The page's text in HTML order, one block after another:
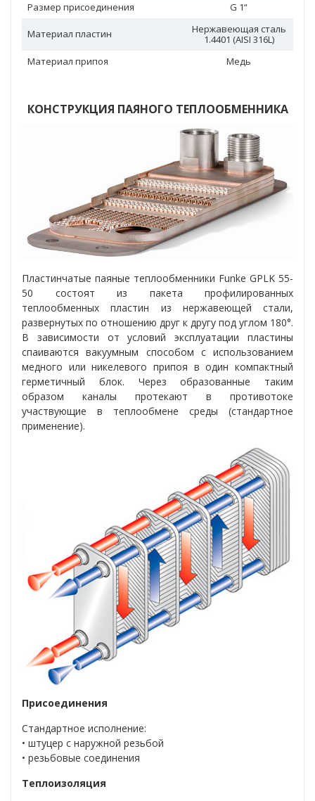
Размер присоединения G 1“
Материал пластин
Нержавеющая сталь
1.4401 (AISI 316L)
Материал припоя
Медь
КОНСТРУКЦИЯ ПАЯНОГО ТЕПЛООБМЕННИКА
Пластинчатые паяные теплообменники Funke GPLK 55-
50 состоят из пакета профилированных
теплообменных пластин из нержавеющей стали,
развернутых по отношению друг к другу под углом 180°.
В зависимости от условий эксплуатации пластины
спаиваются вакуумным способом с использованием
медного или никелевого припоя в один компактный
герметичный блок. Через образованные таким
образом каналы протекают в противотоке
участвующие в теплообмене среды (стандартное
применение).
Присоединения
Стандартное исполнение:
• штуцер с наружной резьбой
• резьбовые соединения
Теплоизоляция